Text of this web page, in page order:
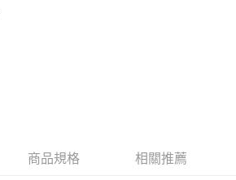
商品規格 相關推薦